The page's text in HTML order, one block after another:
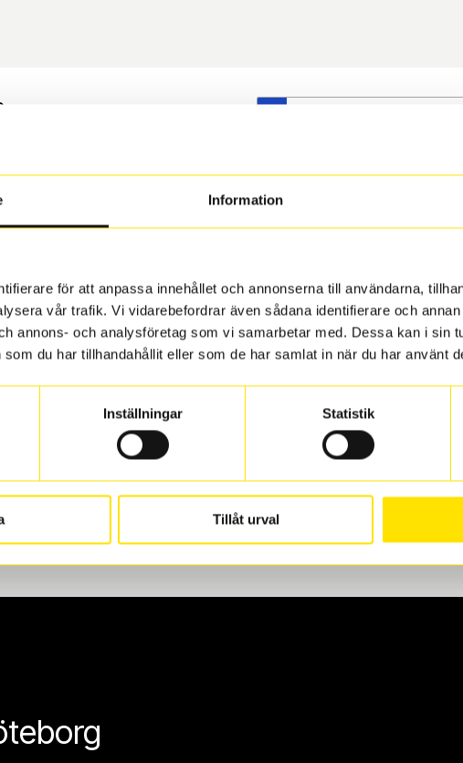
Information
för att anpassa innehållet och annonserna till användarna,
vår trafik. Vi vidarebefordrar även sådana identifierare och
annons- och analysföretag som vi samarbetar med. Dessa kan i sin
som du har tillhandahållit eller som de har samlat in när du har använt
Inställningar Statistik
Tillåt urval
det däck du valt passar din
sättas på dina befintliga fälgar,
och fälg har samma
ut under årens lopp och inte
ut från fabrik.
hos oss levereras de direkt till någon av våra däckverkstäder i
tid för upphämtning eller service. När vi byter dina däck ser vi